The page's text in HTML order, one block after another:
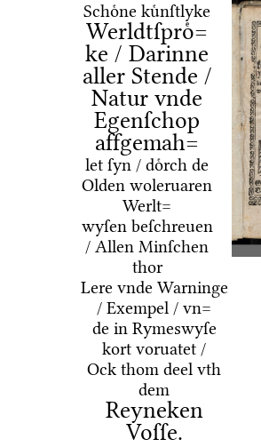
Schoͤne kuͤnſtlyke
Werldtſproͤ=
ke / Darinne
aller Stende /
Natur vnde
Egenſchop
affgemah=
let ſyn / doͤrch de
Olden woleruaren
Werlt=
wyſen beſchreuen
/ Allen Minſchen
thor
Lere vnde Warninge
/ Exempel / vn=
de in Rymeswyſe
kort voruatet /
Ock thom deel vth
dem
Reyneken
Voſſe.